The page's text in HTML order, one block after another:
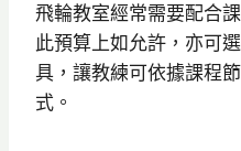
飛輪教室經常需要配合
此預算上如允許，亦可
具，讓教練可依據課程
式。